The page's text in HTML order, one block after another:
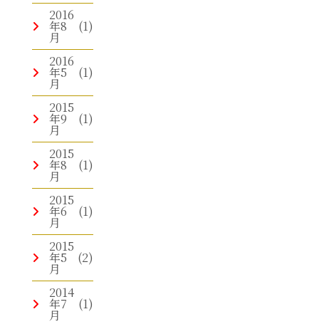
2016
年8
月
(1)
2016
年5
月
(1)
2015
年9
月
(1)
2015
年8
月
(1)
2015
年6
月
(1)
2015
年5
月
(2)
2014
年7
月
(1)